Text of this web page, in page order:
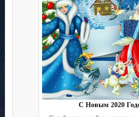
С Новым 2020